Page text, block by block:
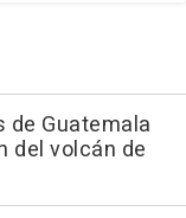
de Guatemala
del volcán de